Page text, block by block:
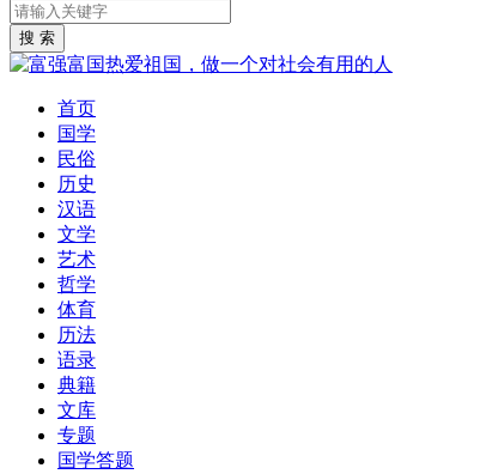
首页
国学
民俗
历史
汉语
文学
艺术
哲学
体育
历法
语录
典籍
文库
专题
国学答题